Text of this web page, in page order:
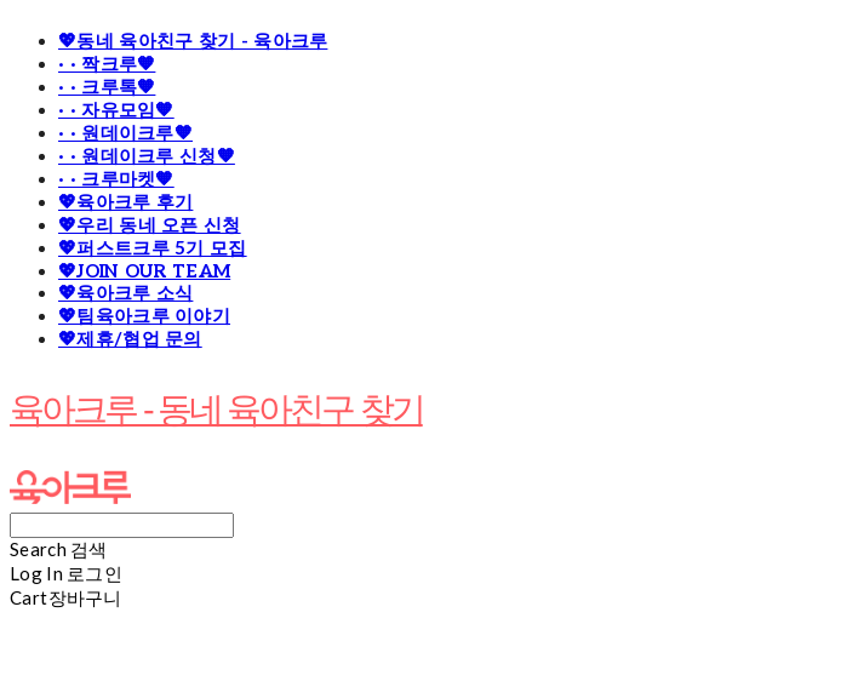
💖동네 육아친구 찾기 - 육아크루
· · 짝크루🧡
· · 크루톡🧡
· · 자유모임🧡
· · 원데이크루🧡
· · 원데이크루 신청🧡
· · 크루마켓🧡
💖육아크루 후기
💖우리 동네 오픈 신청
💖퍼스트크루 5기 모집
💖JOIN OUR TEAM
💖육아크루 소식
💖팀육아크루 이야기
💖제휴/협업 문의
육아크루 - 동네 육아친구 찾기
Search 검색
Log In 로그인
Cart장바구니